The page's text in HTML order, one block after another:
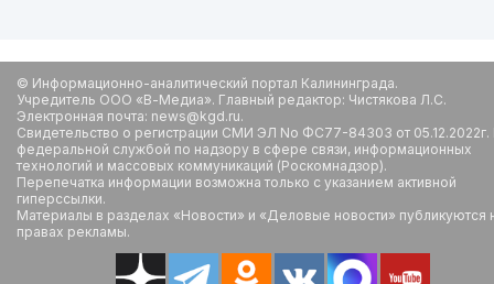
© Информационно-аналитический портал Калининграда.
Учредитель ООО «В-Медиа». Главный редактор: Чистякова Л.С.
Электронная почта: news@kgd.ru.
Свидетельство о регистрации СМИ ЭЛ No ФС77-84303 от
федеральной службой по надзору в сфере связи, информационных
технологий и массовых коммуникаций (Роскомнадзор).
Перепечатка информации возможна только с указанием активной
гиперссылки.
Материалы в разделах «Новости» и «Деловые новости» публикуются
правах рекламы.